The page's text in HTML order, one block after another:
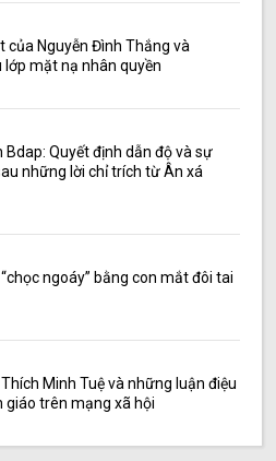
của Nguyễn Đình Thắng và
lớp mặt nạ nhân quyền
Bdap: Quyết định dẫn độ và sự
những lời chỉ trích từ Ân xá
ngoáy” bằng con mắt đôi tai
Minh Tuệ và những luận điệu
giáo trên mạng xã hội